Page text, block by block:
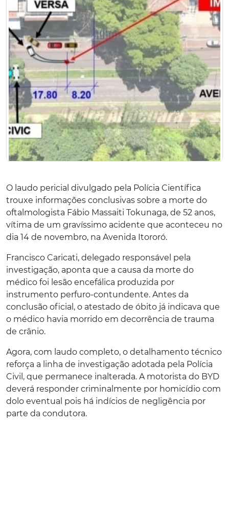
O laudo pericial divulgado pela Polícia Científica
trouxe informações conclusivas sobre a morte do
oftalmologista Fábio Massaiti Tokunaga, de 52 anos,
vítima de um gravíssimo acidente que aconteceu no
dia 14 de novembro, na Avenida Itororó.
Francisco Caricati, delegado responsável pela
investigação, aponta que a causa da morte do
médico foi lesão encefálica produzida por
instrumento perfuro-contundente. Antes da
conclusão oficial, o atestado de óbito já indicava que
o médico havia morrido em decorrência de trauma
de crânio.
Agora, com laudo completo, o detalhamento técnico
reforça a linha de investigação adotada pela Polícia
Civil, que permanece inalterada. A motorista do BYD
deverá responder criminalmente por homicídio com
dolo eventual pois há indícios de negligência por
parte da condutora.